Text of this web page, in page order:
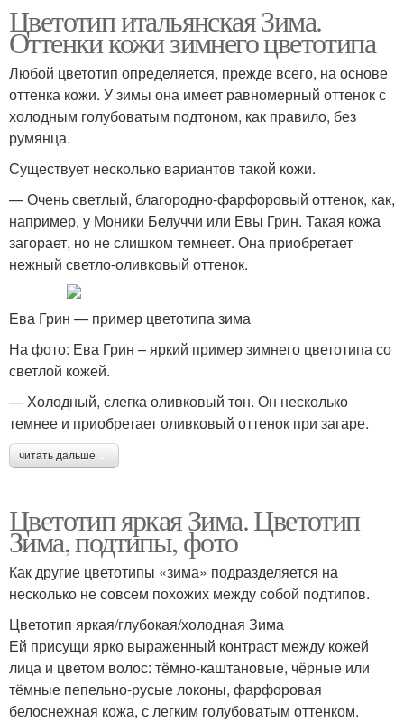
Цветотип итальянская Зима.
Оттенки кожи зимнего цветотипа
Любой цветотип определяется, прежде всего, на основе
оттенка кожи. У зимы она имеет равномерный оттенок с
холодным голубоватым подтоном, как правило, без
румянца.
Существует несколько вариантов такой кожи.
— Очень светлый, благородно-фарфоровый оттенок, как,
например, у Моники Белуччи или Евы Грин. Такая кожа
загорает, но не слишком темнеет. Она приобретает
нежный светло-оливковый оттенок.
Ева Грин — пример цветотипа зима
На фото: Ева Грин – яркий пример зимнего цветотипа со
светлой кожей.
— Холодный, слегка оливковый тон. Он несколько
темнее и приобретает оливковый оттенок при загаре.
читать дальше →
Цветотип яркая Зима. Цветотип
Зима, подтипы, фото
Как другие цветотипы «зима» подразделяется на
несколько не совсем похожих между собой подтипов.
Цветотип яркая/глубокая/холодная Зима
Ей присущи ярко выраженный контраст между кожей
лица и цветом волос: тёмно-каштановые, чёрные или
тёмные пепельно-русые локоны, фарфоровая
белоснежная кожа, с легким голубоватым оттенком.